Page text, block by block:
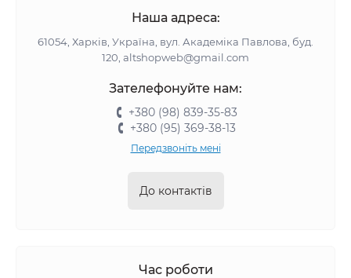
Наша адреса:
61054, Харків, Україна, вул. Академіка Павлова, буд.
120, altshopweb@gmail.com
Зателефонуйте нам:
+380 (98) 839-35-83
+380 (95) 369-38-13
Передзвоніть мені
До контактів
Час роботи